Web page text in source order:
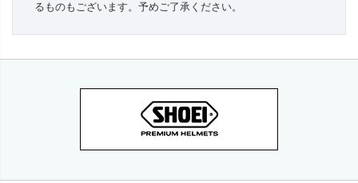
るものもございます。予めご了承ください。